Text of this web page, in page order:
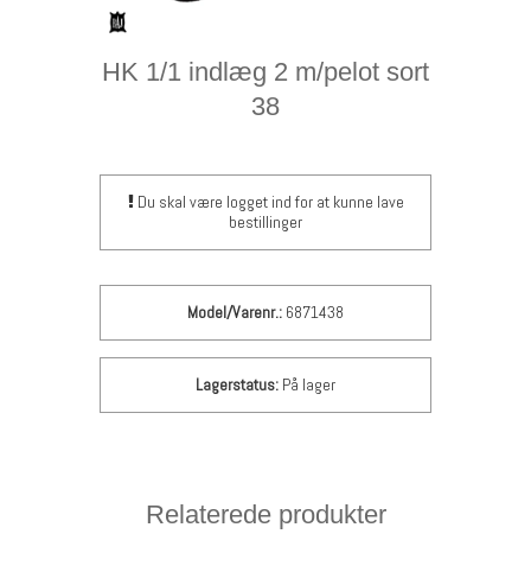
HK 1/1 indlæg 2 m/pelot sort
38
Du skal være logget ind for at kunne lave
bestillinger
Model/Varenr.: 6871438
Lagerstatus: På lager
Relaterede produkter